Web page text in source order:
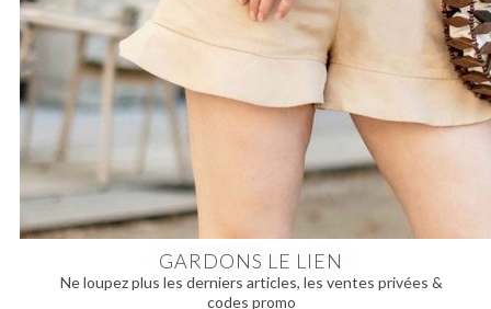
GARDONS LE LIEN
Ne loupez plus les derniers articles, les ventes privées &
codes promo